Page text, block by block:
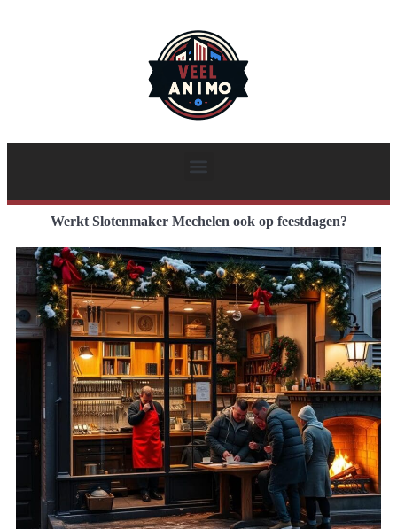
Werkt Slotenmaker Mechelen ook op feestdagen?